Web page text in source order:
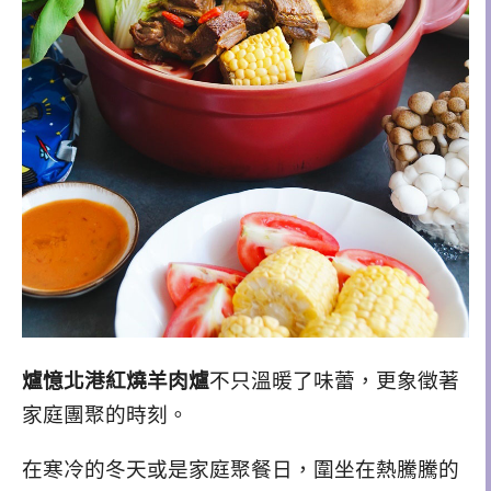
爐憶北港紅燒羊肉爐不只溫暖了味蕾，更象徵著
家庭團聚的時刻。
在寒冷的冬天或是家庭聚餐日，圍坐在熱騰騰的